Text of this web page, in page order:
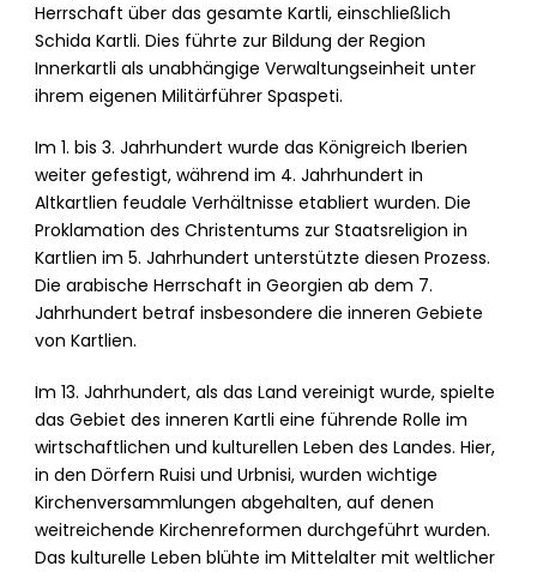
Herrschaft über das gesamte Kartli, einschließlich
Schida Kartli. Dies führte zur Bildung der Region
Innerkartli als unabhängige Verwaltungseinheit unter
ihrem eigenen Militärführer Spaspeti.
Im 1. bis 3. Jahrhundert wurde das Königreich Iberien
weiter gefestigt, während im 4. Jahrhundert in
Altkartlien feudale Verhältnisse etabliert wurden. Die
Proklamation des Christentums zur Staatsreligion in
Kartlien im 5. Jahrhundert unterstützte diesen Prozess.
Die arabische Herrschaft in Georgien ab dem 7.
Jahrhundert betraf insbesondere die inneren Gebiete
von Kartlien.
Im 13. Jahrhundert, als das Land vereinigt wurde, spielte
das Gebiet des inneren Kartli eine führende Rolle im
wirtschaftlichen und kulturellen Leben des Landes. Hier,
in den Dörfern Ruisi und Urbnisi, wurden wichtige
Kirchenversammlungen abgehalten, auf denen
weitreichende Kirchenreformen durchgeführt wurden.
Das kulturelle Leben blühte im Mittelalter mit weltlicher